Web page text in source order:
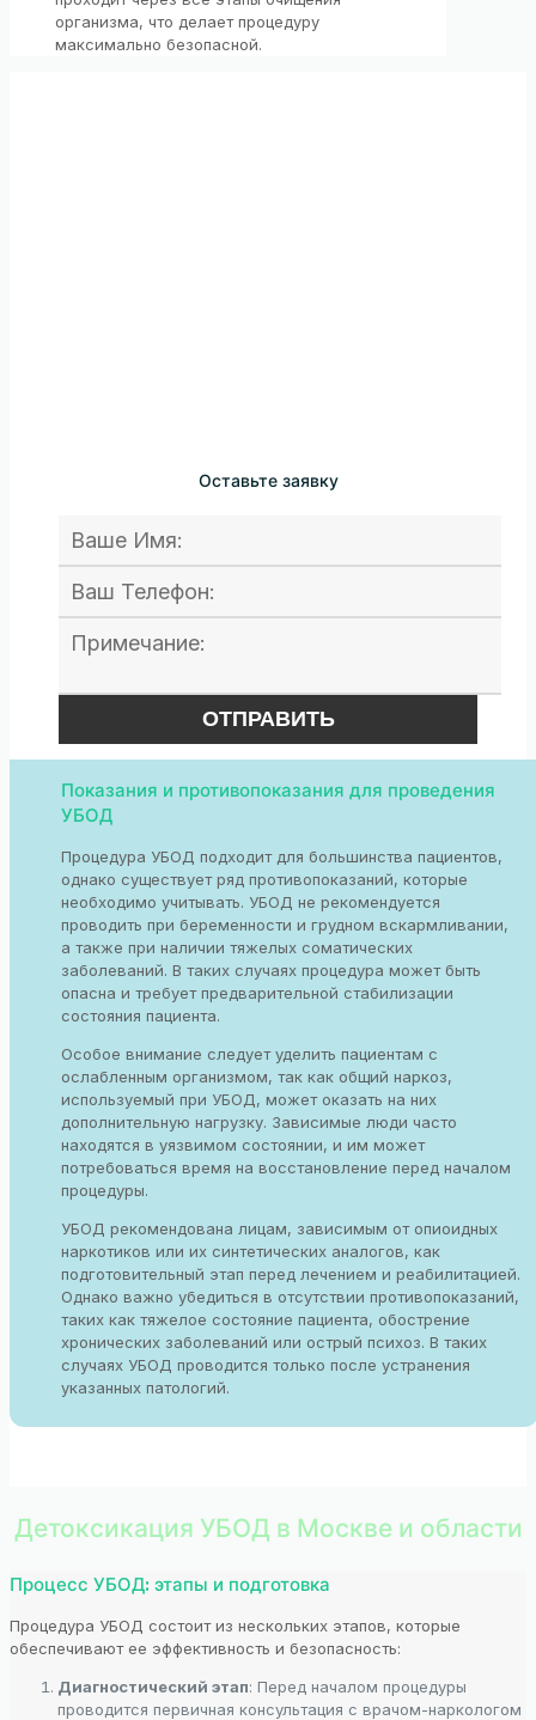
организма, что делает процедуру
максимально безопасной.
Оставьте заявку
Показания и противопоказания для проведения
УБОД
Процедура УБОД подходит для большинства пациентов,
однако существует ряд противопоказаний, которые
необходимо учитывать. УБОД не рекомендуется
проводить при беременности и грудном вскармливании,
а также при наличии тяжелых соматических
заболеваний. В таких случаях процедура может быть
опасна и требует предварительной стабилизации
состояния пациента.
Особое внимание следует уделить пациентам с
ослабленным организмом, так как общий наркоз,
используемый при УБОД, может оказать на них
дополнительную нагрузку. Зависимые люди часто
находятся в уязвимом состоянии, и им может
потребоваться время на восстановление перед началом
процедуры.
УБОД рекомендована лицам, зависимым от опиоидных
наркотиков или их синтетических аналогов, как
подготовительный этап перед лечением и реабилитацией.
Однако важно убедиться в отсутствии противопоказаний,
таких как тяжелое состояние пациента, обострение
хронических заболеваний или острый психоз. В таких
случаях УБОД проводится только после устранения
указанных патологий.
Детоксикация УБОД в Москве и области
Процесс УБОД: этапы и подготовка
Процедура УБОД состоит из нескольких этапов, которые
обеспечивают ее эффективность и безопасность:
Диагностический этап: Перед началом процедуры
проводится первичная консультация с врачом-наркологом